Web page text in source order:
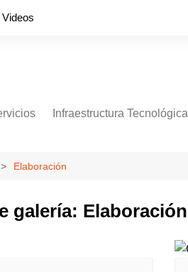
Videos
Infraestructura Tecnológica
Elaboración
galería: Elaboración